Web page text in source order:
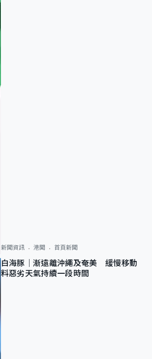
新聞資訊 港聞 首頁新聞
白海豚｜漸遠離沖繩及奄美 緩慢移動
料惡劣天氣持續一段時間